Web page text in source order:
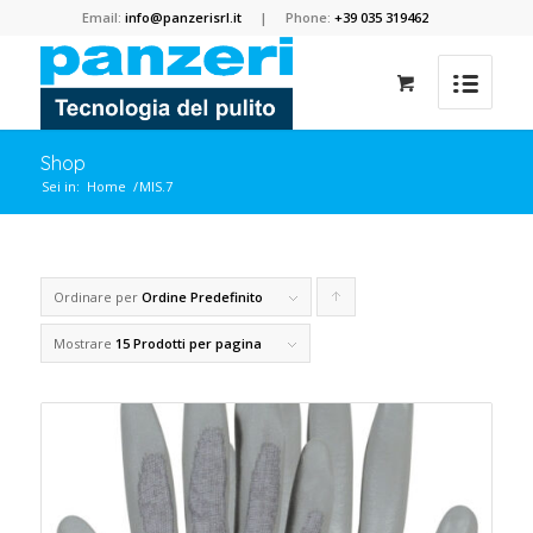
Email:info@panzerisrl.it | Phone:+39 035 319462
Shop
Sei in: Home /MIS.7
Ordinare per Ordine Predefinito
i
prodotti
forma
Mostrare 15 Prodotti per pagina